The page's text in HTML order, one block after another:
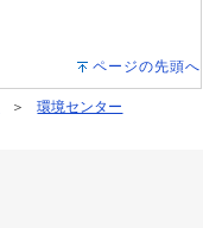
ページの先頭へ
環境センター